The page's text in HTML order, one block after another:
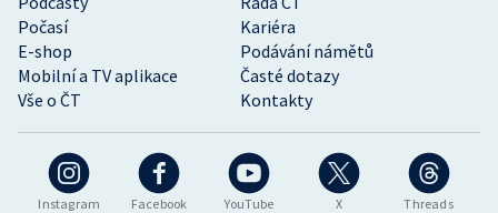
Instagram Facebook YouTube X Threads
Počasí
Kariéra
E-shop
Podávání námětů
Mobilní a TV aplikace
Časté dotazy
Vše o ČT
Kontakty